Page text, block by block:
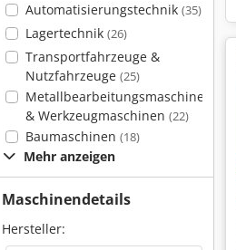
Automatisierungstechnik (35)
Lagertechnik (26)
Transportfahrzeuge &
Nutzfahrzeuge (25)
Metallbearbeitungsmaschinen
& Werkzeugmaschinen (22)
Baumaschinen (18)
Mehr anzeigen
Maschinendetails
Hersteller: